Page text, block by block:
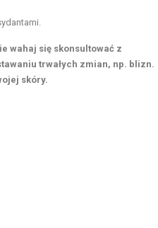
wahaj się skonsultować z
trwałych zmian, np. blizn.
skóry.